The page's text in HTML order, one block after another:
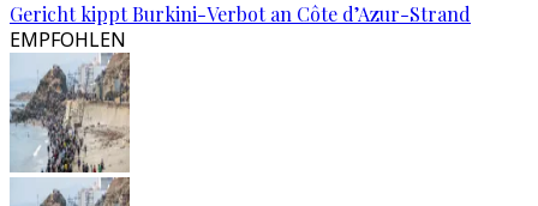
Gericht kippt Burkini-Verbot an Côte d’Azur-Strand
EMPFOHLEN